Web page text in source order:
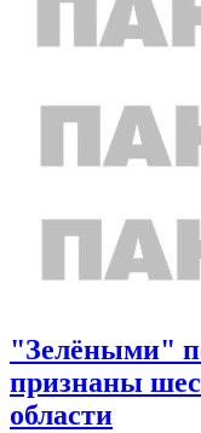
"Зелёными"
признаны
области